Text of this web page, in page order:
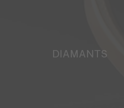
DIAMANTS